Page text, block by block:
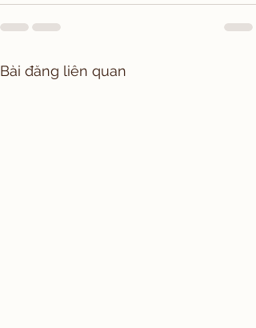
Bài đăng liên quan